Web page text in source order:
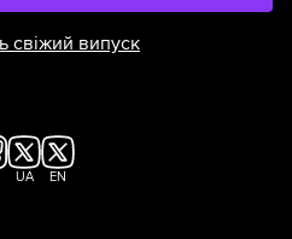
свіжий випуск
UA EN